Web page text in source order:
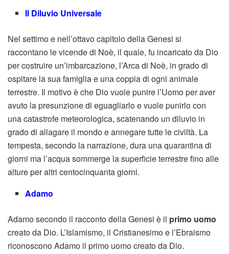
Il Diluvio Universale
Nel settimo e nell’ottavo capitolo della Genesi si
raccontano le vicende di Noè, il quale, fu incaricato da Dio
per costruire un’imbarcazione, l’Arca di Noè, in grado di
ospitare la sua famiglia e una coppia di ogni animale
terrestre. Il motivo è che Dio vuole punire l’Uomo per aver
avuto la presunzione di eguagliarlo e vuole punirlo con
una catastrofe meteorologica, scatenando un diluvio in
grado di allagare il mondo e annegare tutte le civiltà. La
tempesta, secondo la narrazione, dura una quarantina di
giorni ma l’acqua sommerge la superficie terrestre fino alle
alture per altri centocinquanta giorni.
Adamo
Adamo secondo il racconto della Genesi è il primo uomo
creato da Dio. L’Islamismo, il Cristianesimo e l’Ebraismo
riconoscono Adamo il primo uomo creato da Dio.